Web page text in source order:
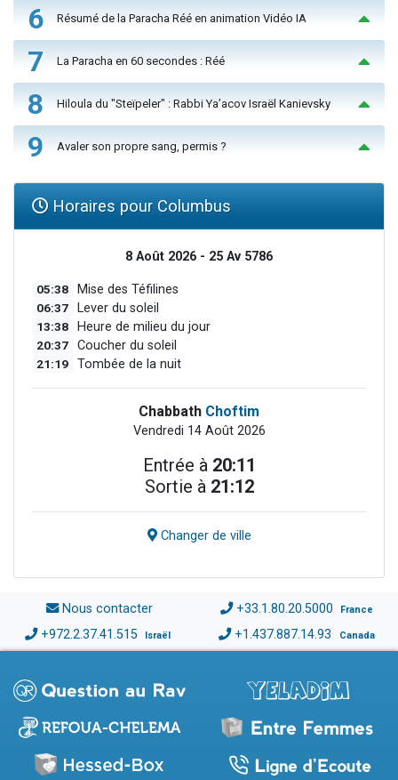
6 Résumé de la Paracha Réé en animation Vidéo IA
7 La Paracha en 60 secondes : Réé
8 Hiloula du "Steïpeler" : Rabbi Ya’acov Israël Kanievsky
9 Avaler son propre sang, permis ?
Horaires pour Columbus
8 Août 2026 - 25 Av 5786
05:38 Mise des Téfilines
06:37 Lever du soleil
13:38 Heure de milieu du jour
20:37 Coucher du soleil
21:19 Tombée de la nuit
Chabbath Choftim
Vendredi 14 Août 2026
Entrée à 20:11
Sortie à 21:12
Changer de ville
Nous contacter +33.1.80.20.5000 France
+972.2.37.41.515 Israël +1.437.887.14.93 Canada